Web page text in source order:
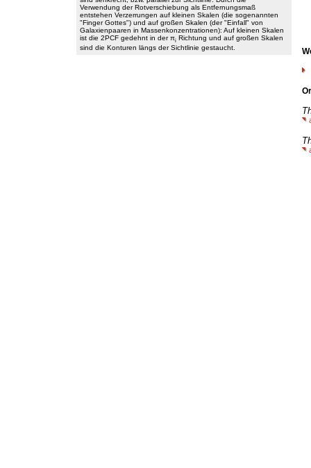
Verwendung der Rotverschiebung als Entfernungsmaß
entstehen Verzerrungen auf kleinen Skalen (die sogenannten
"Finger Gottes") und auf großen Skalen (der "Einfall" von
Galaxienpaaren in Massenkonzentrationen): Auf kleinen Skalen
ist die 2PCF gedehnt in der πi Richtung und auf großen Skalen
sind die Konturen längs der Sichtlinie gestaucht.